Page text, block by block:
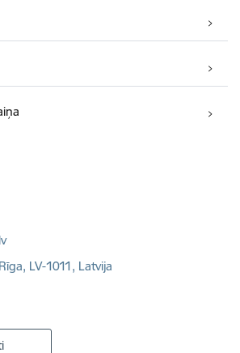
LV-1011, Latvija